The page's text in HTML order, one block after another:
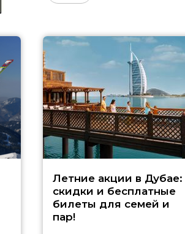
Летние акции в Дубае:
скидки и бесплатные
билеты для семей и
пар!